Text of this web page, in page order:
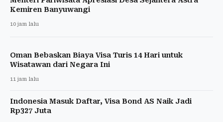
Kemiren Banyuwangi
10 jam lalu
Oman Bebaskan Biaya Visa Turis 14 Hari untuk
Wisatawan dari Negara Ini
11 jam lalu
Indonesia Masuk Daftar, Visa Bond AS Naik Jadi
Rp327 Juta